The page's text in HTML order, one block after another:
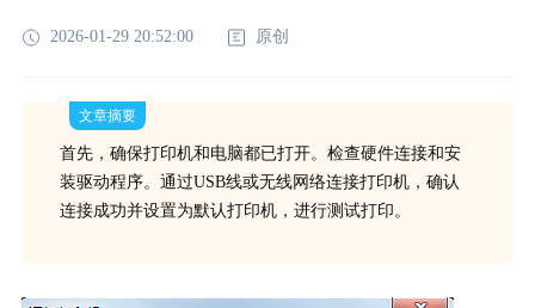
2026-01-29 20:52:00 原创
文章摘要
首先，确保打印机和电脑都已打开。检查硬件连接和安
装驱动程序。通过USB线或无线网络连接打印机，确认
连接成功并设置为默认打印机，进行测试打印。